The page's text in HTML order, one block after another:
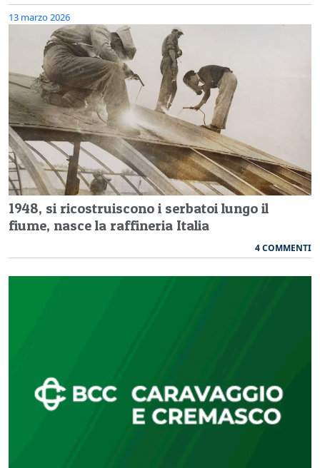
13 marzo 2026
1948, si ricostruiscono i serbatoi lungo il
fiume, nasce la raffineria Italia
4 COMMENTI